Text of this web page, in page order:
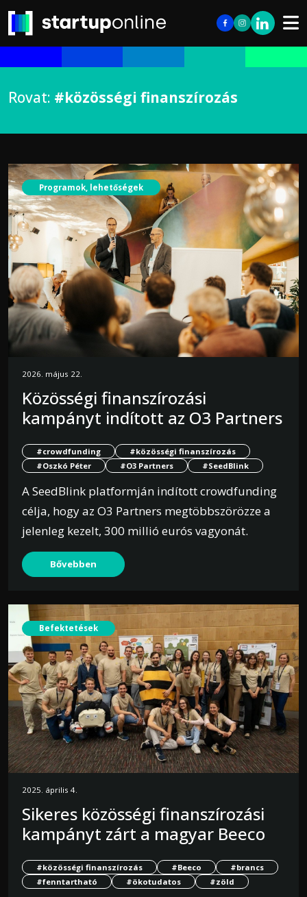
Rovat: #közösségi finanszírozás
Programok, lehetőségek
2026. május 22.
Közösségi finanszírozási
kampányt indított az O3 Partners
#crowdfunding
#közösségi finanszírozás
#Oszkó Péter
#O3 Partners #SeedBlink
A SeedBlink platformján indított crowdfunding
célja, hogy az O3 Partners megtöbbszörözze a
jelenleg kezelt, 300 millió eurós vagyonát.
Bővebben
Befektetések
2025. április 4.
Sikeres közösségi finanszírozási
kampányt zárt a magyar Beeco
#közösségi finanszírozás #Beeco
#brancs
#fenntartható
#ökotudatos #zöld